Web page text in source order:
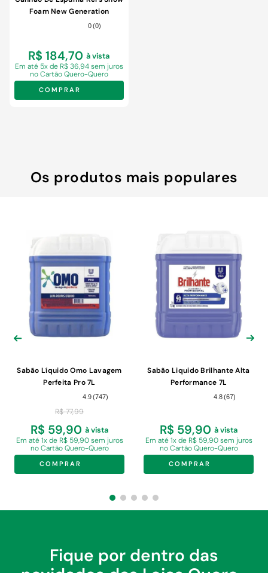
Foam New Generation
0 (0)
R$ 184,70 à vista
Em até 5x de R$ 36,94 sem juros
no Cartão Quero-Quero
COMPRAR
Os produtos mais populares
Sabão Líquido Omo Lavagem
Perfeita Pro 7L
4.9 (747)
R$ 77,99
R$ 59,90 à vista
Em até 1x de R$ 59,90 sem juros
no Cartão Quero-Quero
COMPRAR
Sabão Liquido Brilhante Alta
Performance 7L
4.8 (67)
R$ 59,90 à vista
Em até 1x de R$ 59,90 sem juros
no Cartão Quero-Quero
COMPRAR
Fique por dentro das